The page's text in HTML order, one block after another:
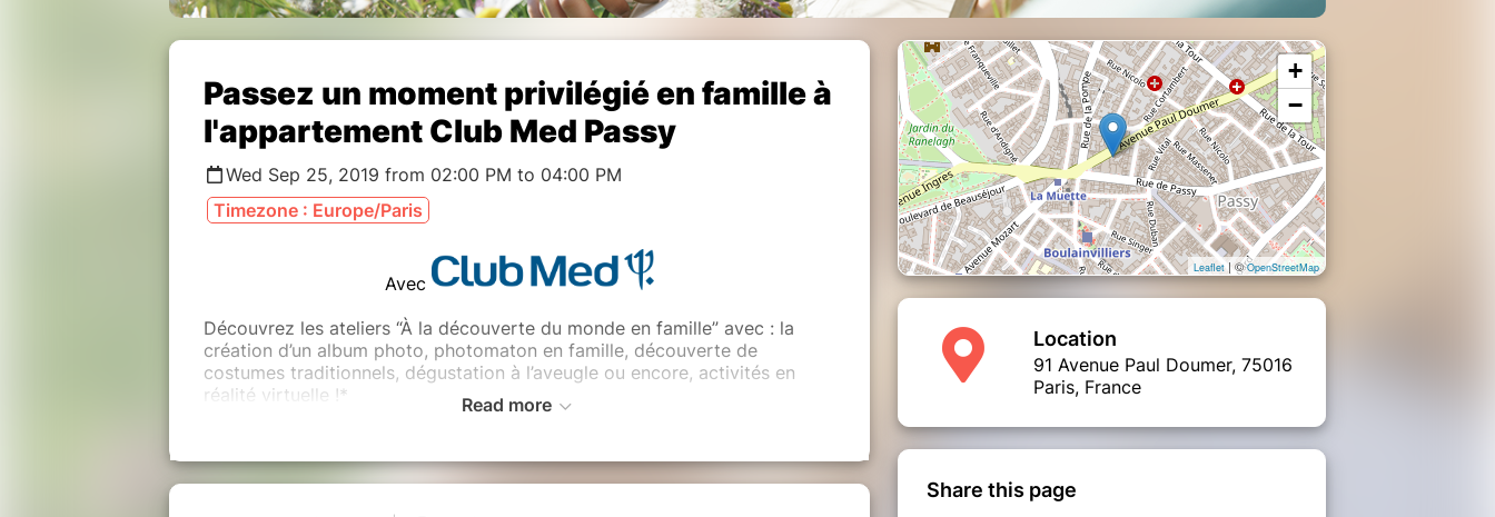
Passez un moment privilégié en famille à
l'appartement Club Med Passy
Wed Sep 25, 2019 from 02:00 PM to 04:00 PM
Timezone : Europe/Paris
Avec
Découvrez les ateliers “À la découverte du monde en famille” avec : la
création d’un album photo, photomaton en famille, découverte de
costumes traditionnels, dégustation à l’aveugle ou encore, activités en
réalité virtuelle !*
Découvrez une expérience immersive pour petits et grands, qui donne
envie de voyager et de découvrir le monde !
Read more
+
−
Leaflet| ©OpenStreetMap
Location
91 Avenue Paul Doumer, 75016
Paris, France
Share this page